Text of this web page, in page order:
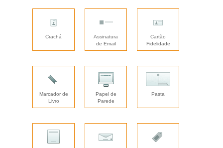
Crachá
Assinatura
de Email
Cartão
Fidelidade
Marcador de
Livro
Papel de
Parede
Pasta